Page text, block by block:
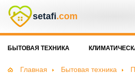
setafi.com
БЫТОВАЯ ТЕХНИКА
Главная Бытовая техника